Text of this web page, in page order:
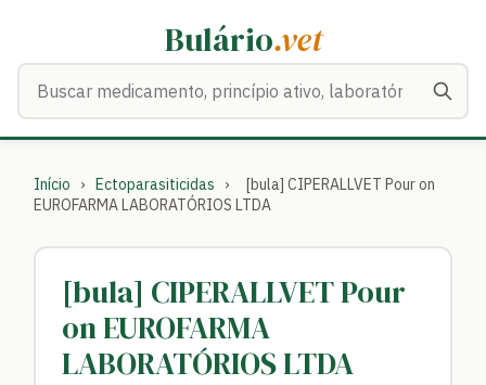
Bulário.vet
Início › Ectoparasiticidas ›
[bula] CIPERALLVET Pour on
EUROFARMA LABORATÓRIOS LTDA
[bula] CIPERALLVET Pour
on EUROFARMA
LABORATÓRIOS LTDA